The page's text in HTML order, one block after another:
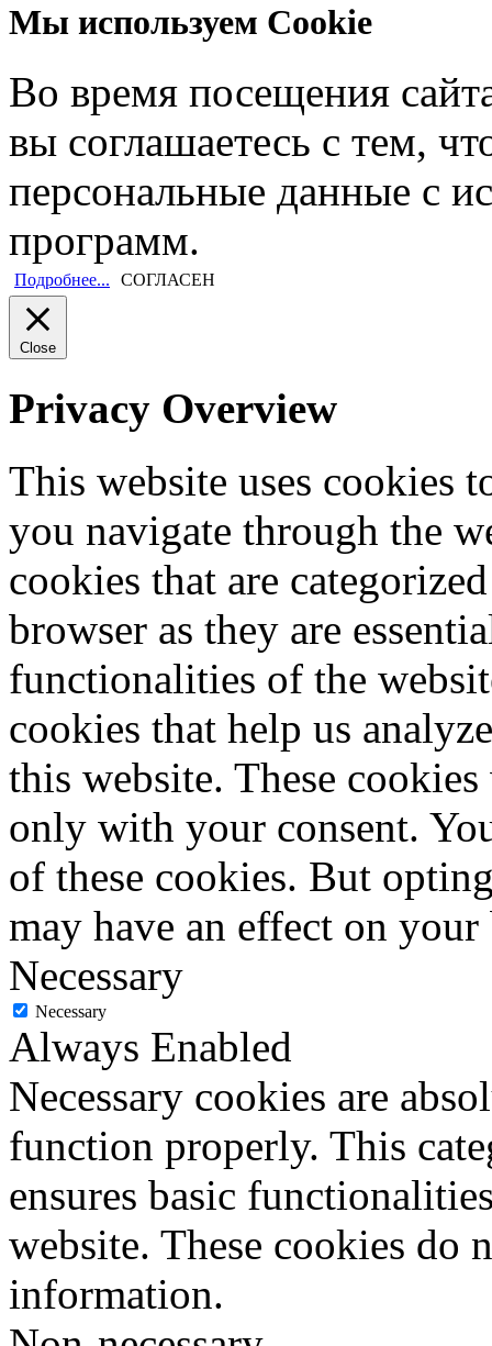
Мы используем Cookie
Во время посещения
вы соглашаетесь с тем,
персональные данные с
программ.
Подробнее... СОГЛАСЕН
Close
Privacy Overview
This website uses cookies
you navigate through the
cookies that are
browser as they are
functionalities of the
cookies that help us
this website. These
only with your consent.
of these cookies. But
may have an effect on
Necessary
Necessary
Always Enabled
Necessary cookies are
function properly. This
ensures basic
website. These cookies do
information.